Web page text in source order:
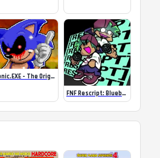
Sonic.EXE – The Original Game Online
FNF Rescript: Blueballed